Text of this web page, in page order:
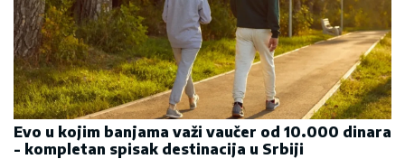
Evo u kojim banjama važi vaučer od 10.000 dinara
- kompletan spisak destinacija u Srbiji